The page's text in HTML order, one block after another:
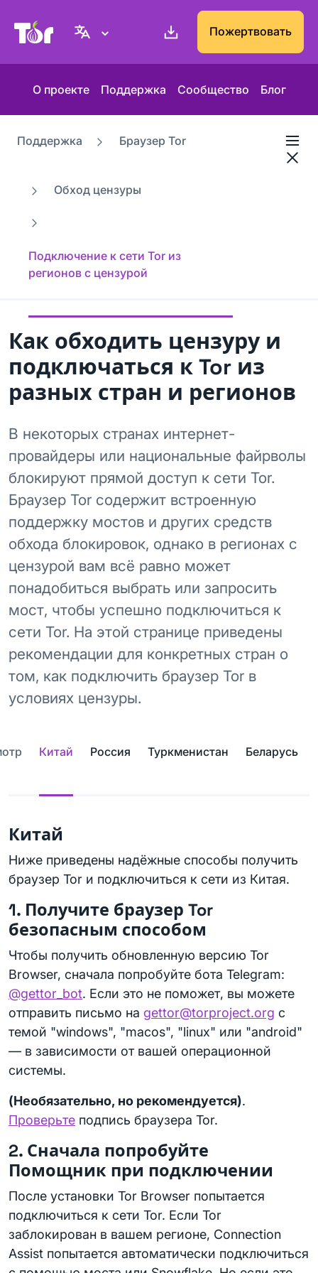
Веб-сайт Проекта Tor Пожертвовать
О проекте Поддержка Сообщество Блог
Поддержка Браузер Tor
Обход цензуры
Подключение к сети Tor из
регионов с цензурой
Как обходить цензуру и
подключаться к Tor из
разных стран и регионов
В некоторых странах интернет-
провайдеры или национальные файрволы
блокируют прямой доступ к сети Tor.
Браузер Tor содержит встроенную
поддержку мостов и других средств
обхода блокировок, однако в регионах с
цензурой вам всё равно может
понадобиться выбрать или запросить
мост, чтобы успешно подключиться к
сети Tor. На этой странице приведены
рекомендации для конкретных стран о
том, как подключить браузер Tor в
условиях цензуры.
Китай Россия Туркменистан Беларусь
Китай
Ниже приведены надёжные способы получить
браузер Tor и подключиться к сети из Китая.
1. Получите браузер Tor
безопасным способом
Чтобы получить обновленную версию Tor
Browser, сначала попробуйте бота Telegram:
@gettor_bot. Если это не поможет, вы можете
отправить письмо на gettor@torproject.org с
темой "windows", "macos", "linux" или "android"
— в зависимости от вашей операционной
системы.
(Необязательно, но рекомендуется).
Проверьте подпись браузера Tor.
2. Сначала попробуйте
Помощник при подключении
После установки Tor Browser попытается
подключиться к сети Tor. Если Tor
заблокирован в вашем регионе, Connection
Assist попытается автоматически подключиться